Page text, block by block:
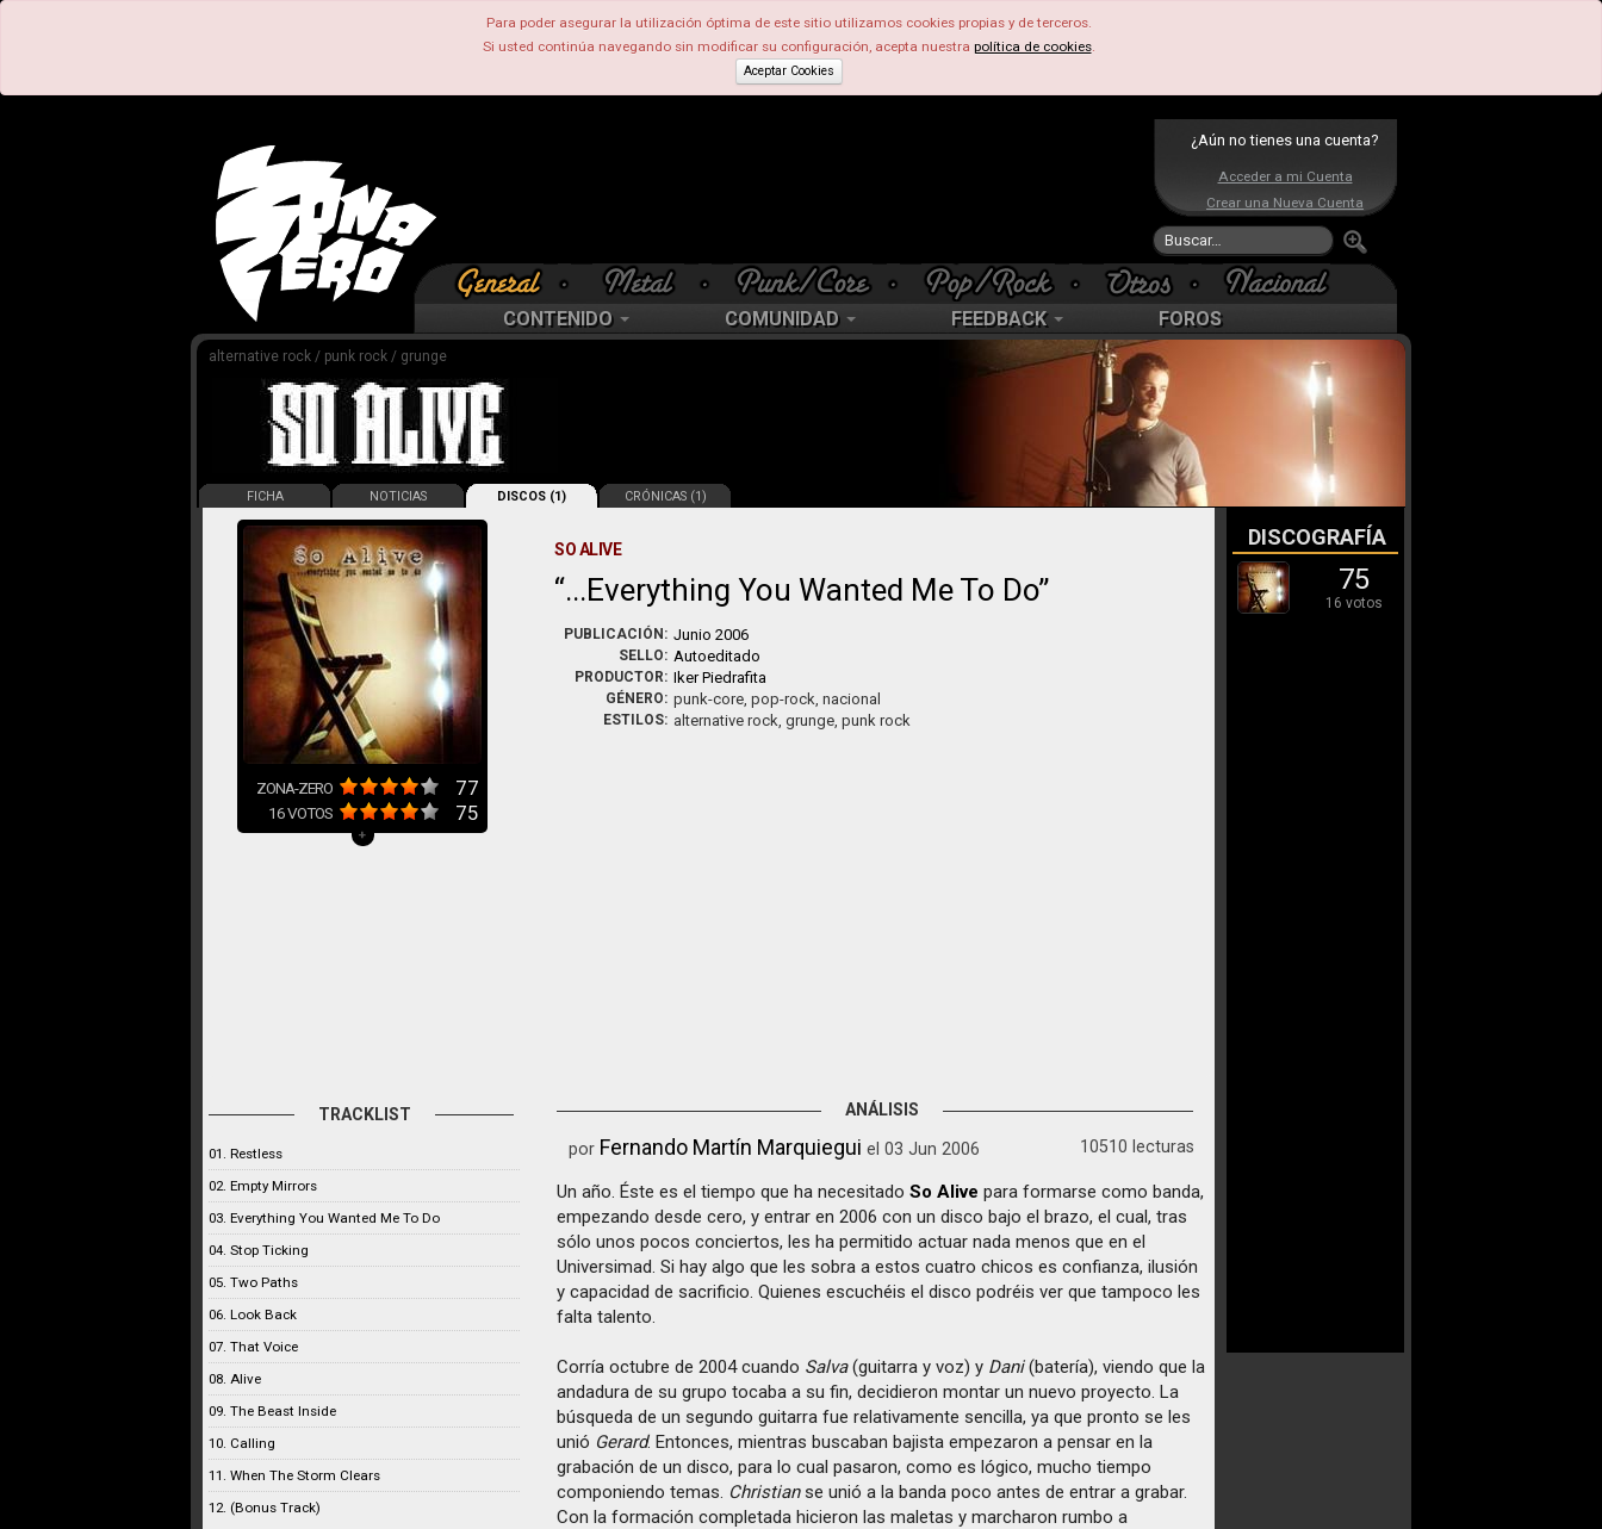
Para poder asegurar la utilización óptima de este sitio utilizamos cookies propias y de terceros.
Si usted continúa navegando sin modificar su configuración, acepta nuestra política de cookies.
Aceptar Cookies
¿Aún no tienes una cuenta?
Acceder a mi Cuenta
Crear una Nueva Cuenta
CONTENIDO COMUNIDAD FEEDBACK FOROS
alternative rock / punk rock / grunge
FICHA NOTICIAS DISCOS (1) CRÓNICAS (1)
ZONA-ZERO 77
16VOTOS 75
+
SO ALIVE
...Everything You Wanted Me To Do
PUBLICACIÓN: Junio 2006
SELLO: Autoeditado
PRODUCTOR: Iker Piedrafita
GÉNERO: punk-core, pop-rock, nacional
ESTILOS: alternative rock, grunge, punk rock
TRACKLIST
01. Restless
02. Empty Mirrors
03. Everything You Wanted Me To Do
04. Stop Ticking
05. Two Paths
06. Look Back
07. That Voice
08. Alive
09. The Beast Inside
10. Calling
11. When The Storm Clears
12. (Bonus Track)
ANÁLISIS
por Fernando Martín Marquiegui el 03 Jun 2006 10510 lecturas
Un año. Éste es el tiempo que ha necesitadoSo Alive para formarse como banda,
empezando desde cero, y entrar en 2006 con un disco bajo el brazo, el cual, tras
sólo unos pocos conciertos, les ha permitido actuar nada menos que en el
Universimad. Si hay algo que les sobra a estos cuatro chicos es confianza, ilusión
y capacidad de sacrificio. Quienes escuchéis el disco podréis ver que tampoco les
falta talento.
Corría octubre de 2004 cuando Salva(guitarra y voz) y Dani(batería), viendo que la
andadura de su grupo tocaba a su fin, decidieron montar un nuevo proyecto. La
búsqueda de un segundo guitarra fue relativamente sencilla, ya que pronto se les
unió Gerard. Entonces, mientras buscaban bajista empezaron a pensar en la
grabación de un disco, para lo cual pasaron, como es lógico, mucho tiempo
componiendo temas. Christianse unió a la banda poco antes de entrar a grabar.
Con la formación completada hicieron las maletas y marcharon rumbo a
DISCOGRAFÍA
75
16 votos